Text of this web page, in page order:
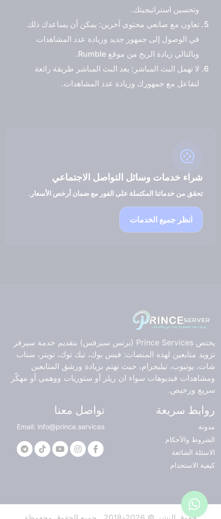
وتحسين استراتيجيتك.
تعاون مع صانعي محتوى آخرين: يمكن أن يساعدك ذلك
في الوصول إلى جمهور جديد وزيادة عدد المشاهدات
وبالتالي زيادة الربح من موقع Rumble.
لا تهمل البث المباشر: يعد البث المباشر طريقة رائعة
لتفاعل مع جمهورك وزيادة عدد المشاهدات.
شراء خدمات وسائل التواصل الاجتماعي
تحقق من خدماتنا المكتملة على الفور مع ضمان أرخص الأسعار.
انظر جميع الخدمات
يختص Prince Services (برنس سيرفس) بتقديم خدمة سيرفر
تزويد متابعين لهذه المنصات: فيس بوك، تيك توك، تويتر، سناب
شات، يوتيوب، تيليجرام، حيث نهتم بزيادة ورشق المتابعين
ومشاهدات فيديوهات سواء ان ريلز أو ستوريات ووهمي أو مهكّر
سريع ورخيص.
روابط سريعة
مدونة
الشروط والأحكام
الاسئلة الشائعة
كيفية الاستخدام
تواصل معنا
Email: info@prince.services